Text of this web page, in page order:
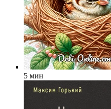
5 мин